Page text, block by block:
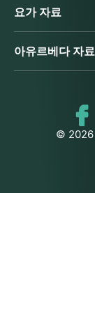
요가 자료
아유르베다 자료
© 2026